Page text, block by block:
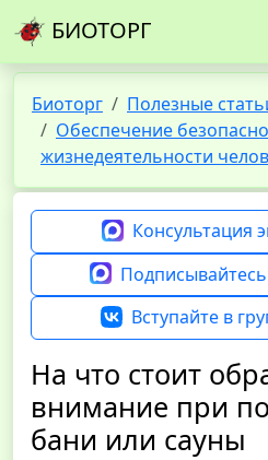
БИОТОРГ
Биоторг
Полезные
Обеспечение
жизнедеятельности
Консультация
Вступайте в
На что стоит
внимание при
бани или сауны